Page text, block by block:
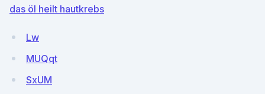
das öl heilt hautkrebs
Lw
MUQqt
SxUM